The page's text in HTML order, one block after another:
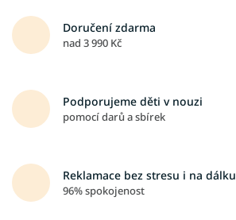
Doručení zdarma
nad 3 990 Kč
Podporujeme děti v nouzi
pomocí darů a sbírek
Reklamace bez stresu i na dálku
96% spokojenost